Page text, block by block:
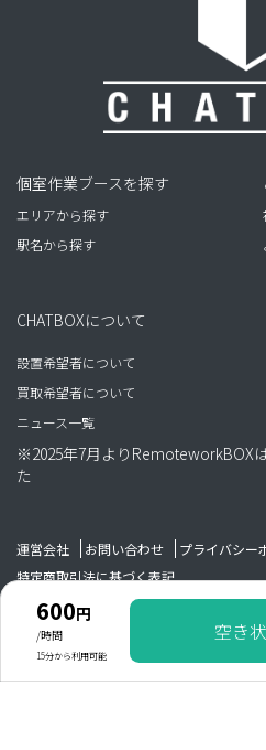
600円
/時間
15分から利用可能
空き
個室作業ブースを探す
エリアから探す
駅名から探す
CHATBOXについて
設置希望者について
買取希望者について
ニュース一覧
※2025年7月よりRemoteworkBOX
た
運営会社 お問い合わせ プライバシー
特定商取引法に基づく表記
Copyright WAIM GROUP All rights